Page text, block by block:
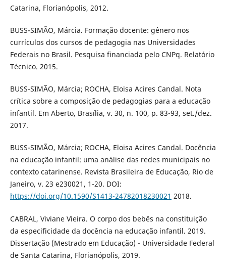
Catarina, Florianópolis, 2012.
BUSS-SIMÃO, Márcia. Formação docente: gênero nos
currículos dos cursos de pedagogia nas Universidades
Federais no Brasil. Pesquisa financiada pelo CNPq. Relatório
Técnico. 2015.
BUSS-SIMÃO, Márcia; ROCHA, Eloisa Acires Candal. Nota
crítica sobre a composição de pedagogias para a educação
infantil. Em Aberto, Brasília, v. 30, n. 100, p. 83-93, set./dez.
2017.
BUSS-SIMÃO, Márcia; ROCHA, Eloisa Acires Candal. Docência
na educação infantil: uma análise das redes municipais no
contexto catarinense. Revista Brasileira de Educação, Rio de
Janeiro, v. 23 e230021, 1-20. DOI:
https://doi.org/10.1590/S1413-24782018230021 2018.
CABRAL, Viviane Vieira. O corpo dos bebês na constituição
da especificidade da docência na educação infantil. 2019.
Dissertação (Mestrado em Educação) - Universidade Federal
de Santa Catarina, Florianópolis, 2019.